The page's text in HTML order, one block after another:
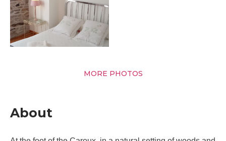
MORE PHOTOS
About